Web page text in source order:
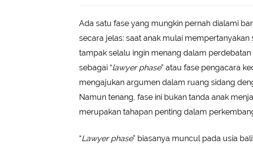
Ada satu fase yang mungkin pernah dialami
secara jelas: saat anak mulai
tampak selalu ingin menang dalam perdebatan
sebagai “lawyer phase” atau fase pengacara
mengajukan argumen dalam ruang sidang
Namun tenang, fase ini bukan tanda anak
merupakan tahapan penting dalam
“Lawyer phase” biasanya muncul pada usia